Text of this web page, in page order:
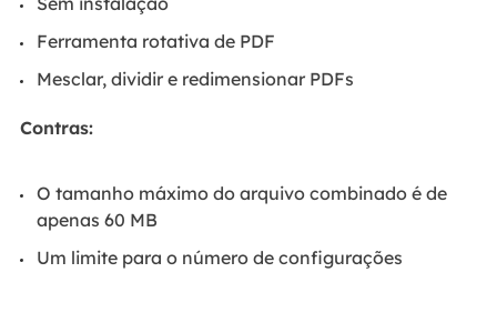
Ferramenta rotativa de PDF
Mesclar, dividir e redimensionar PDFs
Contras:
O tamanho máximo do arquivo combinado é de
apenas 60 MB
Um limite para o número de configurações